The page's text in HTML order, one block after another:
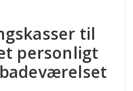
til
personligt